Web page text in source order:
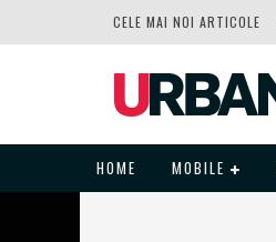
CELE MAI NOI ARTICOLE
HOME MOBILE